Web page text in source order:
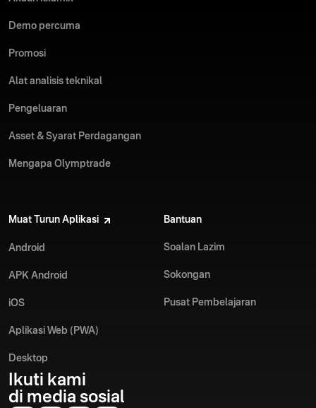
Demo percuma
Promosi
Alat analisis teknikal
Pengeluaran
Asset & Syarat Perdagangan
Mengapa Olymptrade
Muat Turun Aplikasi
Android
APK Android
iOS
Aplikasi Web (PWA)
Desktop
Bantuan
Soalan Lazim
Sokongan
Pusat Pembelajaran
Ikuti kami
di media sosial